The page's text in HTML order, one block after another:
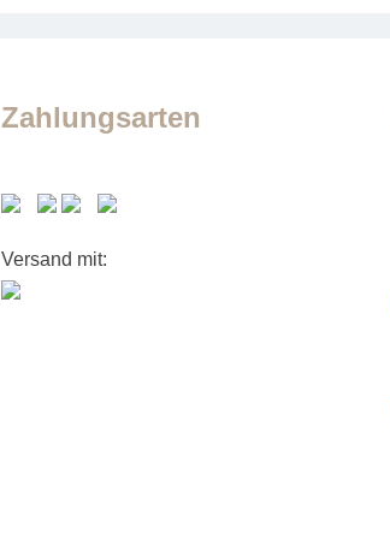
Zahlungsarten
Versand mit: